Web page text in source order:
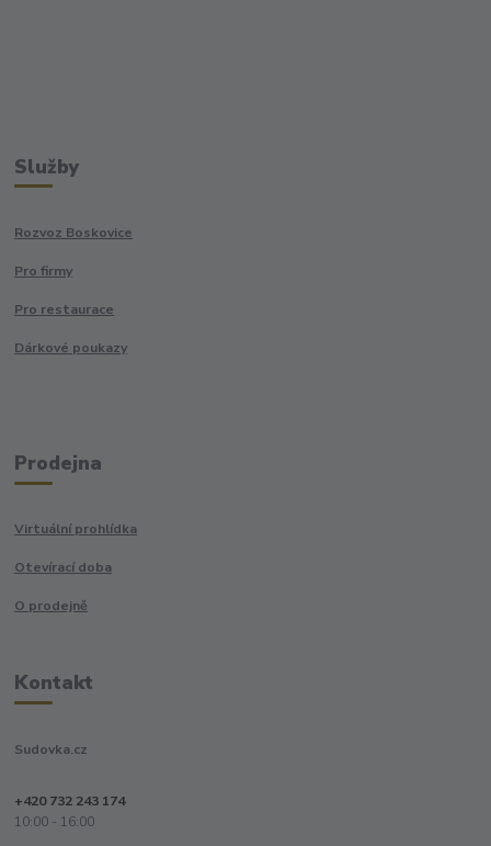
Služby
Rozvoz Boskovice
Pro firmy
Pro restaurace
Dárkové poukazy
Prodejna
Virtuální prohlídka
Otevírací doba
O prodejně
Kontakt
Sudovka.cz
+420 732 243 174
10:00 - 16:00